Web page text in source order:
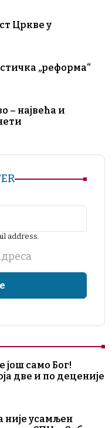
Цркве у
„реформа“
– највећа и
address.
још само Бог!
две и по деценије
није усамљен